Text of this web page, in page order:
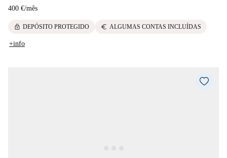
400 €/mês
lock DEPÓSITO PROTEGIDO euro ALGUMAS CONTAS INCLUÍDAS
+info